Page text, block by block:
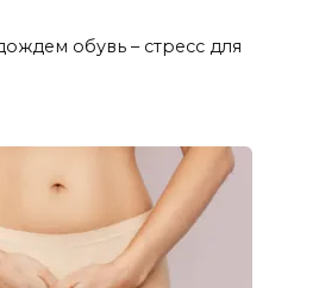
обувь – стресс для